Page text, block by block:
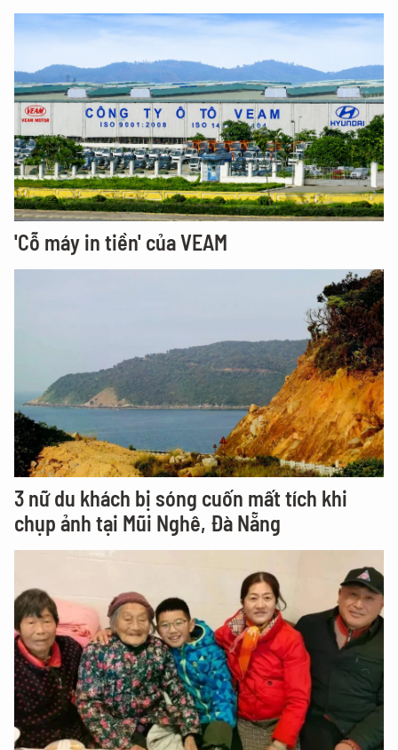
'Cỗ máy in tiền' của VEAM
3 nữ du khách bị sóng cuốn mất tích khi
chụp ảnh tại Mũi Nghê, Đà Nẵng